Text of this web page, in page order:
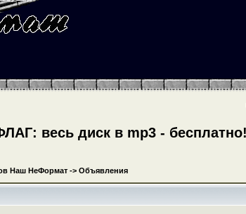
весь диск в mp3 - бесплатно!
Наш НеФормат-> Объявления